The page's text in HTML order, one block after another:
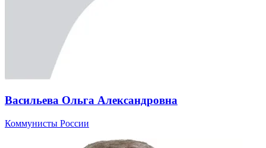
Васильева Ольга Александровна
Коммунисты России